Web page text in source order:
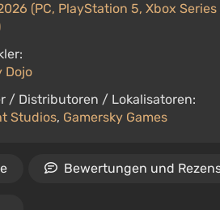
(PC, PlayStation 5, Xbox
Dojo
/ Distributoren / Lokalisatoren:
Studios, Gamersky Games
Bewertungen und